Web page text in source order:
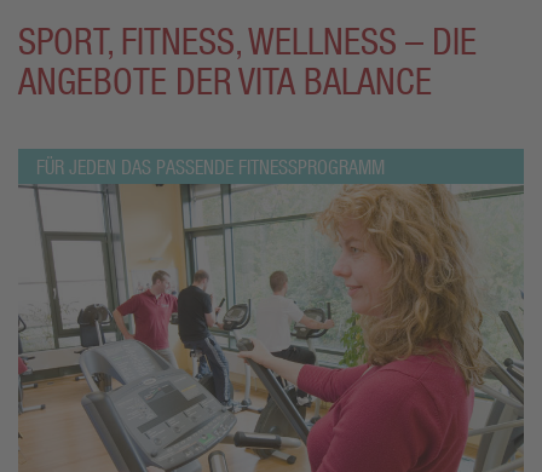
SPORT, FITNESS, WELLNESS – DIE
ANGEBOTE DER VITA BALANCE
FÜR JEDEN DAS PASSENDE FITNESSPROGRAMM